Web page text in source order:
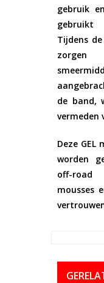
gebruik
gebruikt
Tijdens
de band,
vermeden
Deze GEL
worden
off-road
mousses